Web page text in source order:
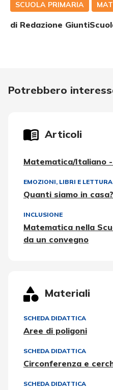
SCUOLA PRIMARIA
di Redazione
Potrebbero
Articoli
Matematica/Italiano
EMOZIONI, LIBRI E LETTURA
Quanti siamo in casa?
INCLUSIONE
Matematica nella
da un convegno
Materiali
SCHEDA DIDATTICA
Aree di poligoni
SCHEDA DIDATTICA
Circonferenza e
SCHEDA DIDATTICA